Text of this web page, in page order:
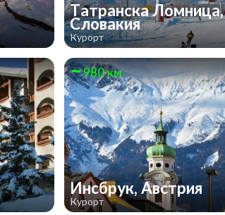
Татранска Ломница,
Словакия
Курорт
980 км
Инсбрук, Австрия
Курорт